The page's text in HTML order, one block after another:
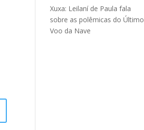
Xuxa: Leilaní de Paula fala
sobre as polêmicas do Último
Voo da Nave